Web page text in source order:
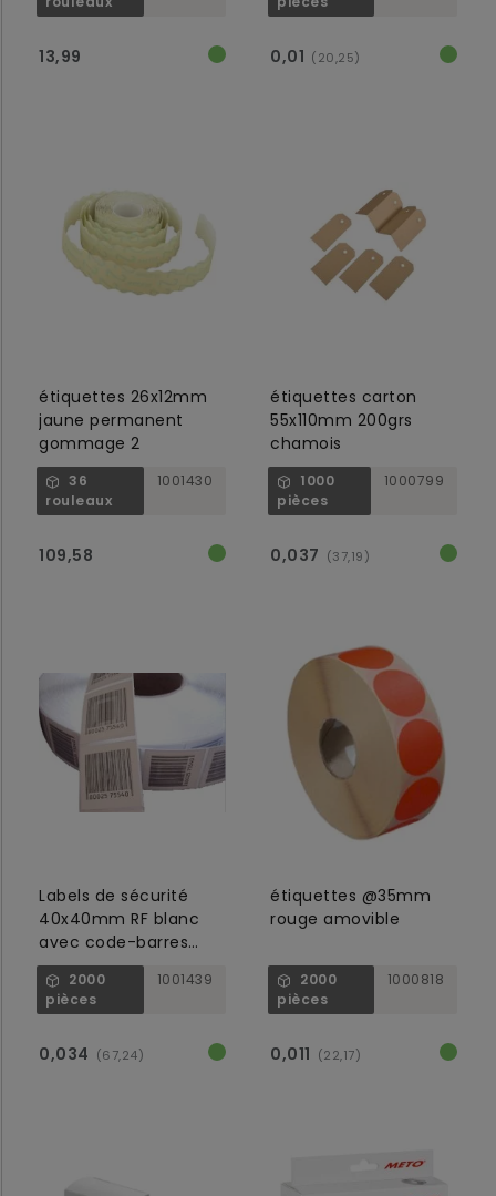
13,99 0,01 (20,25)
étiquettes 26x12mm
jaune permanent
gommage 2
36
rouleaux
1001430
109,58
étiquettes carton
55x110mm 200grs
chamois
1000
pièces
1000799
0,037 (37,19)
Labels de sécurité
40x40mm RF blanc
avec code-barres
éléments
radiofréquence
2000
pièces
1001439
0,034 (67,24)
étiquettes @35mm
rouge amovible
2000
pièces
1000818
0,011 (22,17)